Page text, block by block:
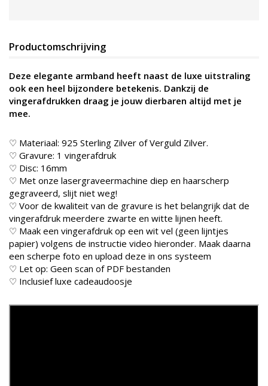
Productomschrijving
Deze elegante armband heeft naast de luxe uitstraling
ook een heel bijzondere betekenis. Dankzij de
vingerafdrukken draag je jouw dierbaren altijd met je
mee.
♡ Materiaal: 925 Sterling Zilver of Verguld Zilver.
♡ Gravure: 1 vingerafdruk
♡ Disc: 16mm
♡ Met onze lasergraveermachine diep en haarscherp
gegraveerd, slijt niet weg!
♡ Voor de kwaliteit van de gravure is het belangrijk dat de
vingerafdruk meerdere zwarte en witte lijnen heeft.
♡ Maak een vingerafdruk op een wit vel (geen lijntjes
papier) volgens de instructie video hieronder. Maak daarna
een scherpe foto en upload deze in ons systeem
♡ Let op: Geen scan of PDF bestanden
♡ Inclusief luxe cadeaudoosje